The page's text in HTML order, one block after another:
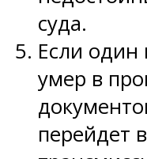
суда.
Если один
умер в
перейдет